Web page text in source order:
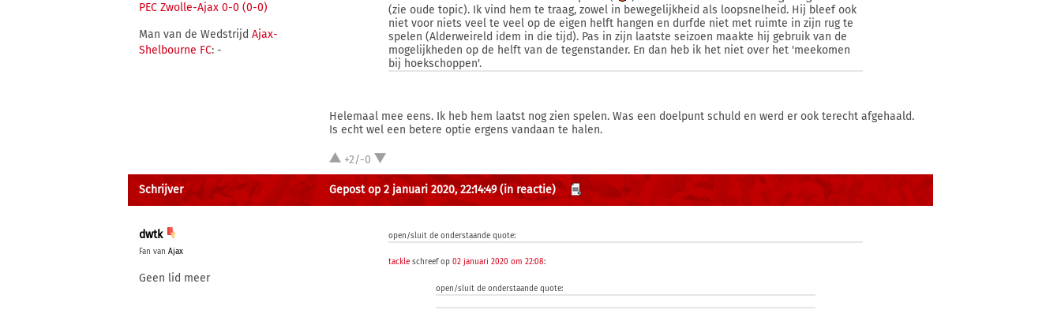
PEC Zwolle-Ajax 0-0 (0-0)
Man van de Wedstrijd Ajax-
Shelbourne FC: -
(zie oude topic). Ik vind hem te traag, zowel in bewegelijkheid als loopsnelheid. Hij bleef ook
niet voor niets veel te veel op de eigen helft hangen en durfde niet met ruimte in zijn rug te
spelen (Alderweireld idem in die tijd). Pas in zijn laatste seizoen maakte hij gebruik van de
mogelijkheden op de helft van de tegenstander. En dan heb ik het niet over het 'meekomen
bij hoekschoppen'.
Helemaal mee eens. Ik heb hem laatst nog zien spelen. Was een doelpunt schuld en werd er ook terecht afgehaald.
Is echt wel een betere optie ergens vandaan te halen.
+2/-0
Schrijver Gepost op 2 januari 2020, 22:14:49 (in reactie)
dwtk
Fan van Ajax
Geen lid meer
open/sluit de onderstaande quote:
tackle schreef op02 januari 2020 om 22:08:
open/sluit de onderstaande quote: